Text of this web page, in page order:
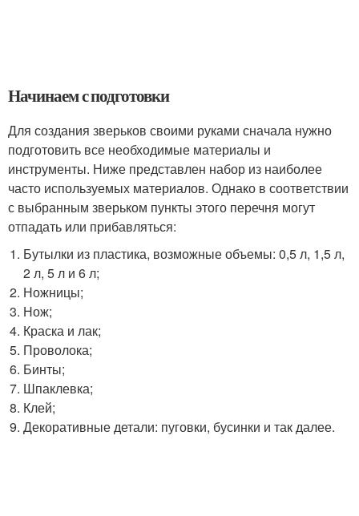
Начинаем с подготовки
Для создания зверьков своими руками сначала нужно
подготовить все необходимые материалы и
инструменты. Ниже представлен набор из наиболее
часто используемых материалов. Однако в соответствии
с выбранным зверьком пункты этого перечня могут
отпадать или прибавляться:
Бутылки из пластика, возможные объемы: 0,5 л, 1,5 л,
2 л, 5 л и 6 л;
Ножницы;
Нож;
Краска и лак;
Проволока;
Бинты;
Шпаклевка;
Клей;
Декоративные детали: пуговки, бусинки и так далее.